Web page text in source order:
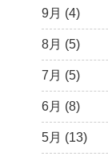
3月 (1)
6月 (5)
5月 (7)
4月 (9)
3月 (15)
2月 (6)
9月 (4)
8月 (5)
7月 (5)
6月 (8)
5月 (13)